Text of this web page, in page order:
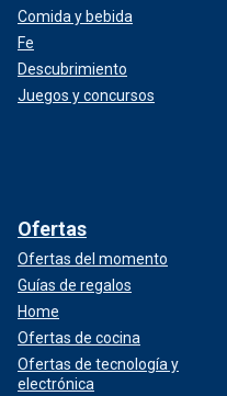
Comida y bebida
Fe
Descubrimiento
Juegos y concursos
Ofertas
Ofertas del momento
Guías de regalos
Home
Ofertas de cocina
Ofertas de tecnología y
electrónica